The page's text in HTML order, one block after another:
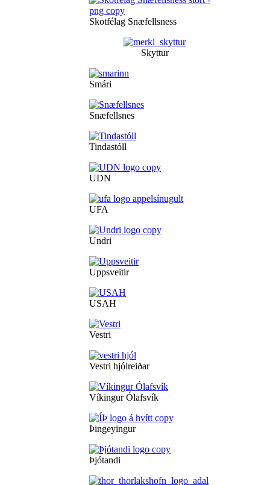
Skotfélag Snæfellsness
Skyttur
Smári
Snæfellsnes
Tindastóll
UDN
UFA
Undri
Uppsveitir
USAH
Vestri
Vestri hjólreiðar
Víkingur Ólafsvík
Þingeyingur
Þjótandi